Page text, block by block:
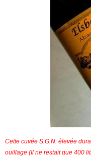
Cette cuvée S.G.N. élevée
ouillage (Il ne restait que 400